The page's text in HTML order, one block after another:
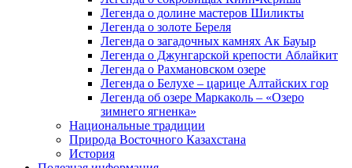
Легенда о долине мастеров Шиликты
Легенда о золоте Береля
Легенда о загадочных камнях Ак Бауыр
Легенда о Джунгарской крепости Аблайкит
Легенда о Рахмановском озере
Легенда о Белухе – царице Алтайских гор
Легенда об озере Маркаколь – «Озеро
зимнего ягненка»
Национальные традиции
Природа Восточного Казахстана
История